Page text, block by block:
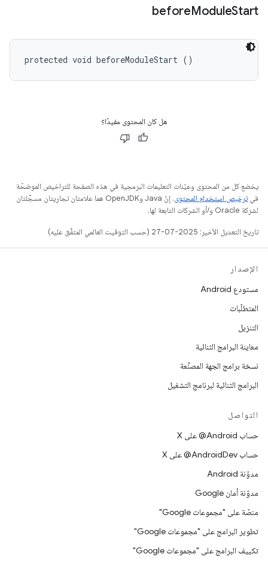
beforeModuleStart
protected void beforeModuleStart ()
هل كان المحتوى مفيدًا؟
يخضع كل من المحتوى وعيّنات التعليمات البرمجية في هذه الصفحة للتراخيص الموضحّة
فيترخيص استخدام المحتوى
. إنّ Java وOpenJDK هما علامتان تجاريتان مسجَّلتان
لشركة Oracle و/أو الشركات التابعة لها.
تاريخ التعديل الأخير: 2025-07-27 (حسب التوقيت العالمي المتفَّق عليه)
الإصدار
مستودع Android
المتطلّبات
التنزيل
معاينة البرامج الثنائية
نسخة برامج الجهة المصنِّعة
البرامج الثنائية لبرنامج التشغيل
التواصل
حساب ‎@Android على X
حساب ‎@AndroidDev على X
مدوّنة Android
مدوّنة أمان Google
منصّة على "مجموعات Google"
تطوير البرامج على "مجموعات Google"
تكييف البرامج على "مجموعات Google"